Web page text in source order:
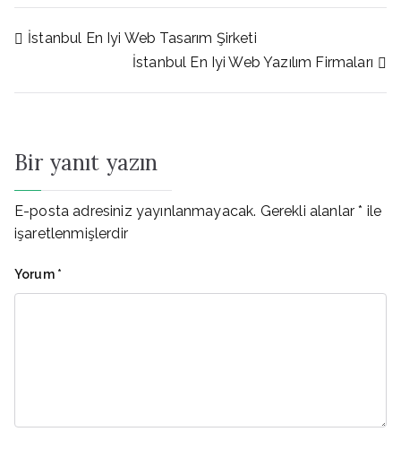
Yazı
İstanbul En Iyi Web Tasarım Şirketi
İstanbul En Iyi Web Yazılım Firmaları
Bir yanıt yazın
E-posta adresiniz yayınlanmayacak. Gerekli alanlar* ile
işaretlenmişlerdir
Yorum *